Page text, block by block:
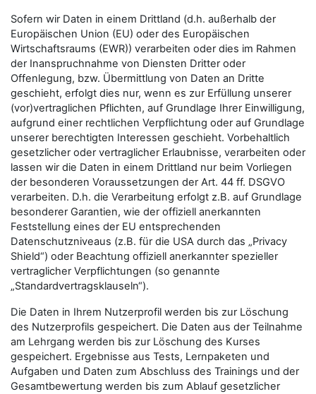
Sofern wir Daten in einem Drittland (d.h. außerhalb der
Europäischen Union (EU) oder des Europäischen
Wirtschaftsraums (EWR)) verarbeiten oder dies im Rahmen
der Inanspruchnahme von Diensten Dritter oder
Offenlegung, bzw. Übermittlung von Daten an Dritte
geschieht, erfolgt dies nur, wenn es zur Erfüllung unserer
(vor)vertraglichen Pflichten, auf Grundlage Ihrer Einwilligung,
aufgrund einer rechtlichen Verpflichtung oder auf Grundlage
unserer berechtigten Interessen geschieht. Vorbehaltlich
gesetzlicher oder vertraglicher Erlaubnisse, verarbeiten oder
lassen wir die Daten in einem Drittland nur beim Vorliegen
der besonderen Voraussetzungen der Art. 44 ff. DSGVO
verarbeiten. D.h. die Verarbeitung erfolgt z.B. auf Grundlage
besonderer Garantien, wie der offiziell anerkannten
Feststellung eines der EU entsprechenden
Datenschutzniveaus (z.B. für die USA durch das „Privacy
Shield“) oder Beachtung offiziell anerkannter spezieller
vertraglicher Verpflichtungen (so genannte
„Standardvertragsklauseln“).
Die Daten in Ihrem Nutzerprofil werden bis zur Löschung
des Nutzerprofils gespeichert. Die Daten aus der Teilnahme
am Lehrgang werden bis zur Löschung des Kurses
gespeichert. Ergebnisse aus Tests, Lernpaketen und
Aufgaben und Daten zum Abschluss des Trainings und der
Gesamtbewertung werden bis zum Ablauf gesetzlicher